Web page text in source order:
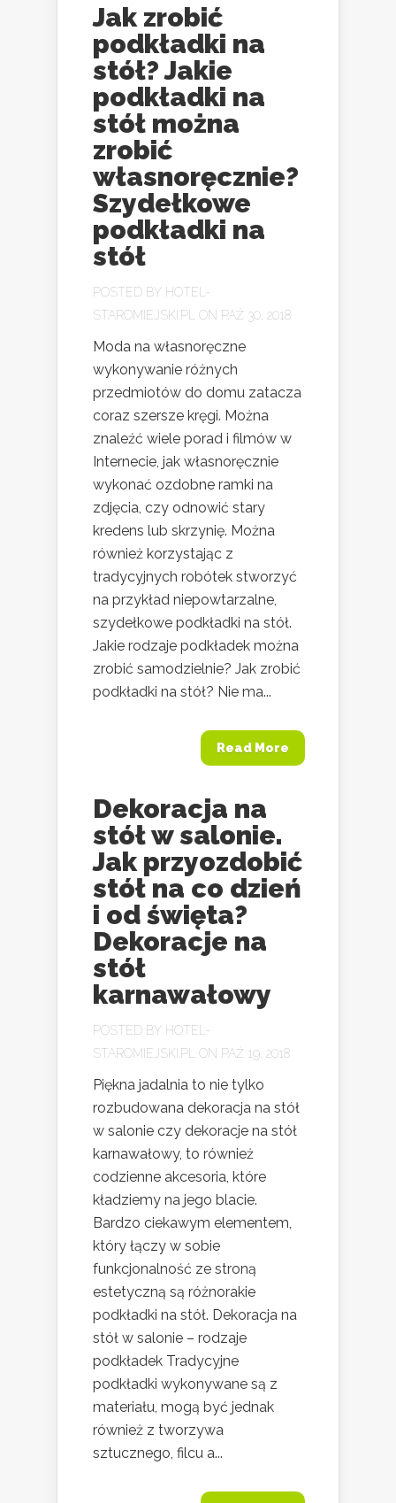
Jak zrobić
podkładki na
stół? Jakie
podkładki na
stół można
zrobić
własnoręcznie?
Szydełkowe
podkładki na
stół
POSTED BY HOTEL-
STAROMIEJSKI.PL
ON PAŹ 30, 2018
Moda na własnoręczne
wykonywanie różnych
przedmiotów do domu zatacza
coraz szersze kręgi. Można
znaleźć wiele porad i filmów w
Internecie, jak własnoręcznie
wykonać ozdobne ramki na
zdjęcia, czy odnowić stary
kredens lub skrzynię. Można
również korzystając z
tradycyjnych robótek stworzyć
na przykład niepowtarzalne,
szydełkowe podkładki na stół.
Jakie rodzaje podkładek można
zrobić samodzielnie? Jak zrobić
podkładki na stół? Nie ma...
Read More
Dekoracja na
stół w salonie.
Jak przyozdobić
stół na co dzień
i od święta?
Dekoracje na
stół
karnawałowy
POSTED BY HOTEL-
STAROMIEJSKI.PL
ON PAŹ 19, 2018
Piękna jadalnia to nie tylko
rozbudowana dekoracja na stół
w salonie czy dekoracje na stół
karnawałowy, to również
codzienne akcesoria, które
kładziemy na jego blacie.
Bardzo ciekawym elementem,
który łączy w sobie
funkcjonalność ze stroną
estetyczną są różnorakie
podkładki na stół. Dekoracja na
stół w salonie – rodzaje
podkładek Tradycyjne
podkładki wykonywane są z
materiału, mogą być jednak
również z tworzywa
sztucznego, filcu a...